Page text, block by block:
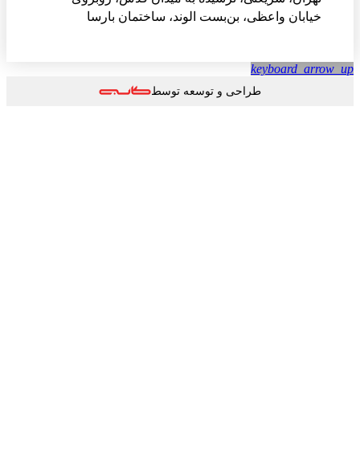
خیابان واعظی، بن‌بست الوند، ساختمان بارسا
طراحی و توسعه توسط